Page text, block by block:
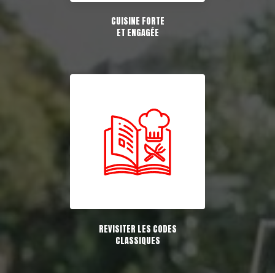
CUISINE FORTE
ET ENGAGÉE
REVISITER LES CODES
CLASSIQUES